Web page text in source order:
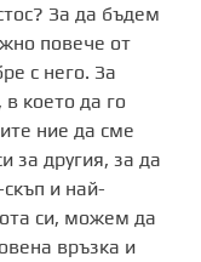
За да бъдем
повече от
с него. За
което да го
ние да сме
за другия, за да
и най-
си, можем да
връзка и